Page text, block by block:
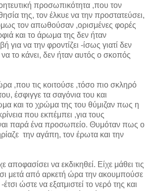
προσωπικότητα ,που τον
της, τον έλκυε να την προστατεύσει,
τον απωθούσαν ,ορισμένες φορές
και το άρωμα της δεν ήταν
για να την φροντίζει -ίσως γιατί δεν
το κάνει, δεν ήταν αυτός ο σκοπός
,που τις κοιτούσε ,τόσο πιο σκληρό
έσφιγγε τα σαγόνια του και
και το χρώμα της του θύμιζαν πως η
που εκπέμπει ,για τους
παρά ένα προσωπείο. Θυμόταν πως ο
την αγάπη, τον έρωτα και την
αποφασίσει να εκδικηθεί. Είχε μάθει τις
μετά από αρκετή ώρα την ακουμπούσε
ώστε να εξατμιστεί το νερό της και